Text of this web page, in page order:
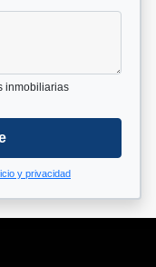
inmobiliarias
y privacidad